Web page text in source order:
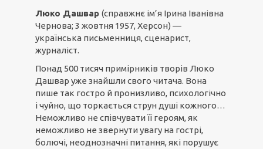
Люко Дашвар (справжнє ім’я Ірина Іванівна
Чернова; 3 жовтня 1957, Херсон) —
українська письменниця, сценарист,
журналіст.
Понад 500 тисяч примірників творів Люко
Дашвар уже знайшли свого читача. Вона
пише так гостро й пронизливо, психологічно
і чуйно, що торкається струн душі кожного…
Неможливо не співчувати її героям, як
неможливо не звернути увагу на гострі,
болючі, неоднозначні питання, які порушує